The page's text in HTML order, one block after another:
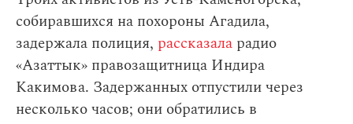
собиравшихся на похороны Агадила,
задержала полиция, рассказала радио
«Азаттык» правозащитница Индира
Какимова. Задержанных отпустили через
несколько часов; они обратились в